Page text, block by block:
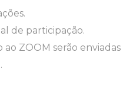
de participação.
ao ZOOM serão enviadas